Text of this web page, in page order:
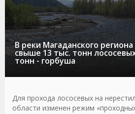
В реки Магаданского
свыше 13 тыс. тонн
тонн - горбуша
Для прохода лососевых на
области изменен режим